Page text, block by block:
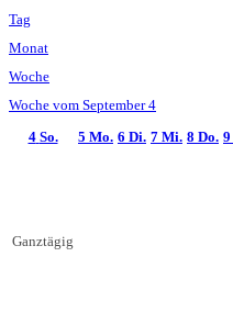
Tag
Monat
Woche
Woche vom September 4
4 So. 5 Mo. 6 Di. 7 Mi. 8 Do. 9
Ganztägig